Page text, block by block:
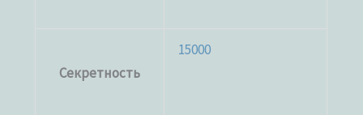
Секретность
15000